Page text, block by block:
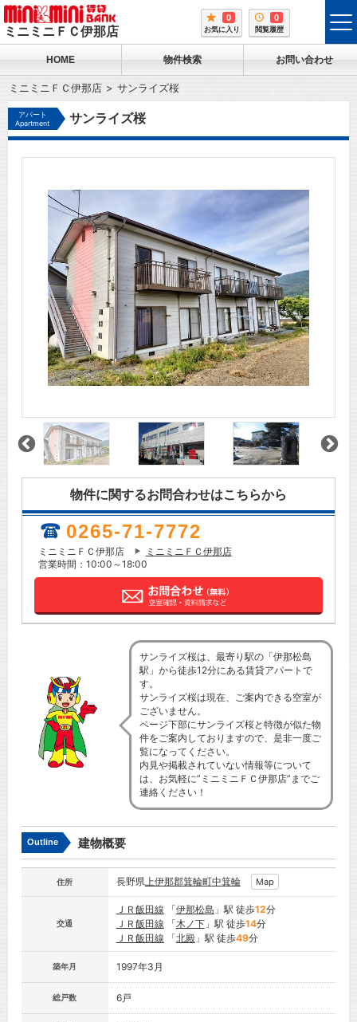
ミニミニＦＣ伊那店
0
お気に入り
0
閲覧履歴
HOME 物件検索 お問い合わせ
ミニミニＦＣ伊那店 サンライズ桜
アパート
Apartment
サンライズ桜
物件に関するお問合わせはこちらから
0265-71-7772
ミニミニＦＣ伊那店
ミニミニＦＣ伊那店
営業時間：10:00～18:00
サンライズ桜は、最寄り駅の「伊那松島
駅」から徒歩12分にある賃貸アパートで
す。
サンライズ桜は現在、ご案内できる空室が
ございません。
ページ下部にサンライズ桜と特徴が似た物
件をご案内しておりますので、是非一度ご
覧になってください。
内見や掲載されていない情報等について
は、お気軽に”ミニミニＦＣ伊那店”までご
連絡ください！
Outline 建物概要
住所 長野県上伊那郡箕輪町中箕輪 Map
交通
ＪＲ飯田線 「伊那松島 」駅 徒歩12分
ＪＲ飯田線 「木ノ下」駅 徒歩14分
ＪＲ飯田線 「北殿」駅 徒歩49分
築年月 1997年3月
総戸数 6戸